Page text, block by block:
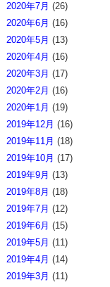
2020年7月 (26)
2020年6月 (16)
2020年5月 (13)
2020年4月 (16)
2020年3月 (17)
2020年2月 (16)
2020年1月 (19)
2019年12月 (16)
2019年11月 (18)
2019年10月 (17)
2019年9月 (13)
2019年8月 (18)
2019年7月 (12)
2019年6月 (15)
2019年5月 (11)
2019年4月 (14)
2019年3月 (11)